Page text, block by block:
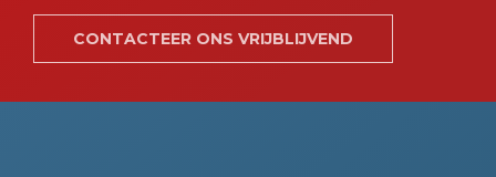
CONTACTEER ONS VRIJBLIJVEND